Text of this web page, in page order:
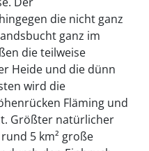
die nicht ganz
ganz im
die teilweise
Heide und die dünn
wird die
Fläming und
Größter natürlicher
5 km² große